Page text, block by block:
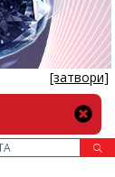
[затвори]